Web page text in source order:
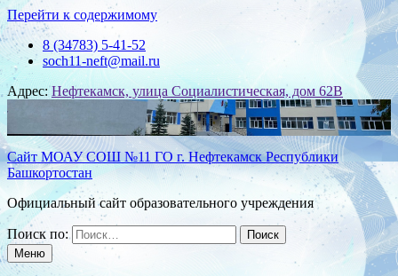
Перейти к содержимому
8 (34783) 5-41-52
soch11-neft@mail.ru
Адрес:Нефтекамск, улица Социалистическая, дом 62В
Сайт МОАУ СОШ №11 ГО г. Нефтекамск Республики
Башкортостан
Официальный сайт образовательного учреждения
Поиск по:
Меню